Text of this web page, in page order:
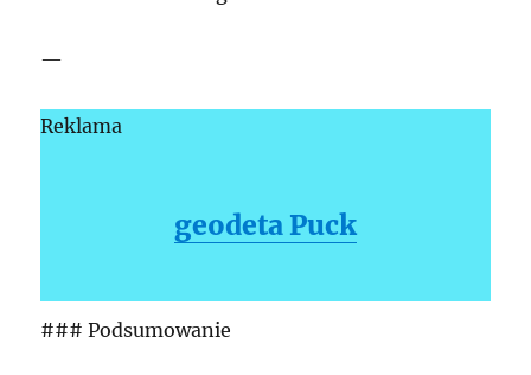
—
Reklama
geodeta Puck
### Podsumowanie